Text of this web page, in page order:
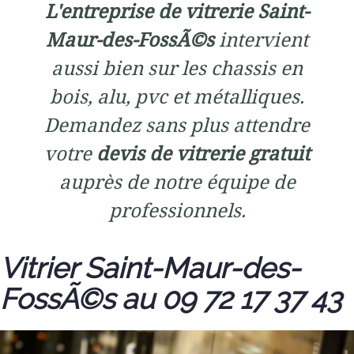
L'entreprise de vitrerie Saint-
Maur-des-FossÃ©sintervient
aussi bien sur les chassis en
bois, alu, pvc et métalliques.
Demandez sans plus attendre
votre devis de vitrerie gratuit
auprès de notre équipe de
professionnels.
Vitrier Saint-Maur-des-
FossÃ©s au 09 72 17 37 43